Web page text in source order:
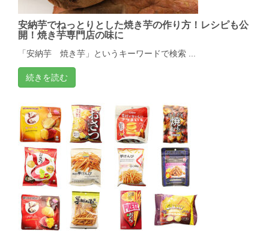
安納芋でねっとりとした焼き芋の作り方！レシピも公
開！焼き芋専門店の味に
「安納芋 焼き芋」というキーワードで検索 ...
続きを読む